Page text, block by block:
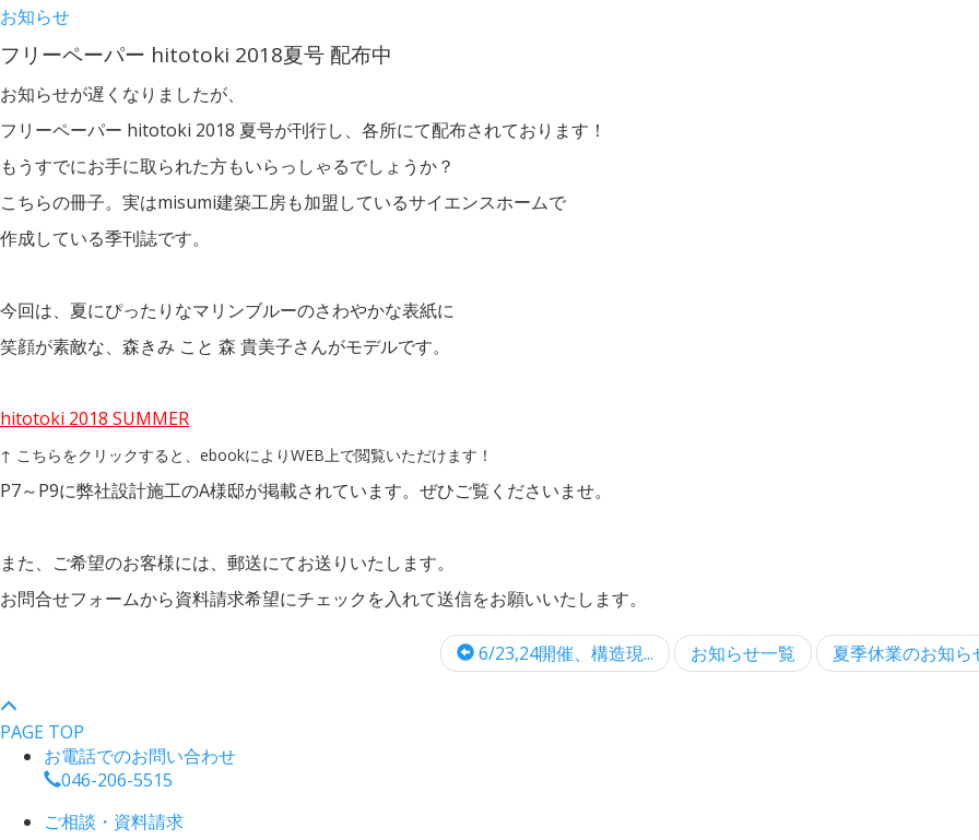
お知らせ
フリーペーパー hitotoki 2018夏号 配布中
お知らせが遅くなりましたが、
フリーペーパー hitotoki 2018 夏号が刊行し、各所にて配布されております！
もうすでにお手に取られた方もいらっしゃるでしょうか？
こちらの冊子。実はmisumi建築工房も加盟しているサイエンスホームで
作成している季刊誌です。
今回は、夏にぴったりなマリンブルーのさわやかな表紙に
笑顔が素敵な、森きみ こと 森 貴美子さんがモデルです。
hitotoki 2018 SUMMER
↑ こちらをクリックすると、ebookによりWEB上で閲覧いただけます！
P7～P9に弊社設計施工のA様邸が掲載されています。ぜひご覧くださいませ。
また、ご希望のお客様には、郵送にてお送りいたします。
お問合せフォームから資料請求希望にチェックを入れて送信をお願いいたします。
6/23,24開催、構造現... お知らせ一覧 夏季休業のお知
PAGE TOP
お電話でのお問い合わせ
046-206-5515
ご相談・資料請求